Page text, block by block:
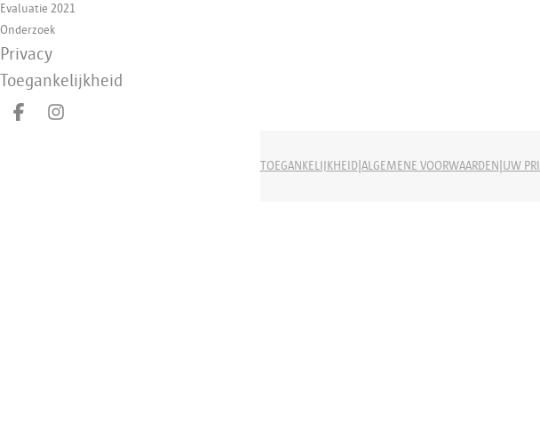
Evaluatie 2021
Onderzoek
Privacy
Toegankelijkheid
Deel op facebook
Deel op Instagram
TOEGANKELIJKHEID| ALGEMENE VOORWAARDEN UW